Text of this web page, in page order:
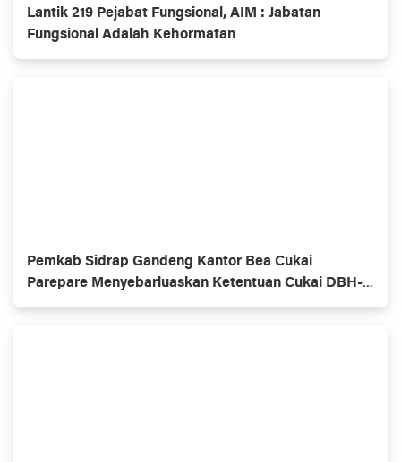
Lantik 219 Pejabat Fungsional, AIM : Jabatan
Fungsional Adalah Kehormatan
Pemkab Sidrap Gandeng Kantor Bea Cukai
Parepare Menyebarluaskan Ketentuan Cukai DBH-
CHT